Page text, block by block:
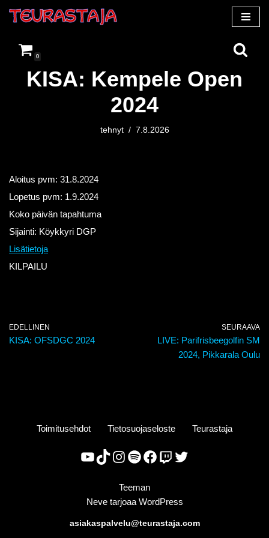
suoraan
sisältöön
0
KISA: Kempele Open
2024
tehnyt 7.8.2026
Aloitus pvm: 31.8.2024
Lopetus pvm: 1.9.2024
Koko päivän tapahtuma
Sijainti: Köykkyri DGP
Lisätietoja
KILPAILU
EDELLINEN
KISA: OFSDGC 2024
SEURAAVA
LIVE: Parifrisbeegolfin SM
2024, Pikkarala Oulu
Toimitusehdot Tietosuojaseloste Teurastaja
Teeman
NevetarjoaaWordPress
asiakaspalvelu@teurastaja.com